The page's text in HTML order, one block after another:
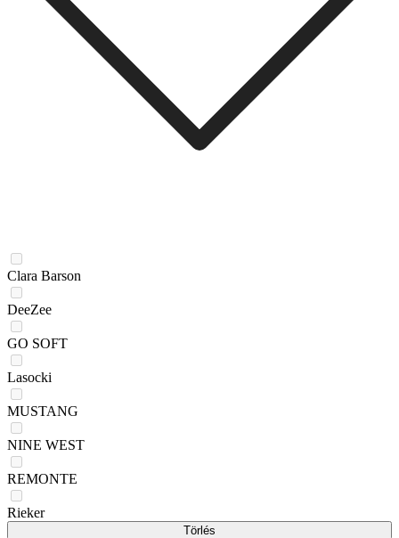
Clara Barson
DeeZee
GO SOFT
Lasocki
MUSTANG
NINE WEST
REMONTE
Rieker
Törlés